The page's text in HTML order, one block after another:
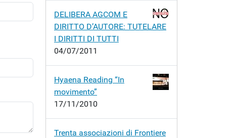
DELIBERA AGCOM E
DIRITTO D’AUTORE: TUTELARE
I DIRITTI DI TUTTI
04/07/2011
Hyaena Reading “In
movimento”
17/11/2010
Trenta associazioni di Frontiere